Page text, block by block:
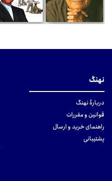
نهنگ
دربارهٔ نهنگ
قوانین و مقررات
راهنمای خرید و ارسال
پشتیبانی